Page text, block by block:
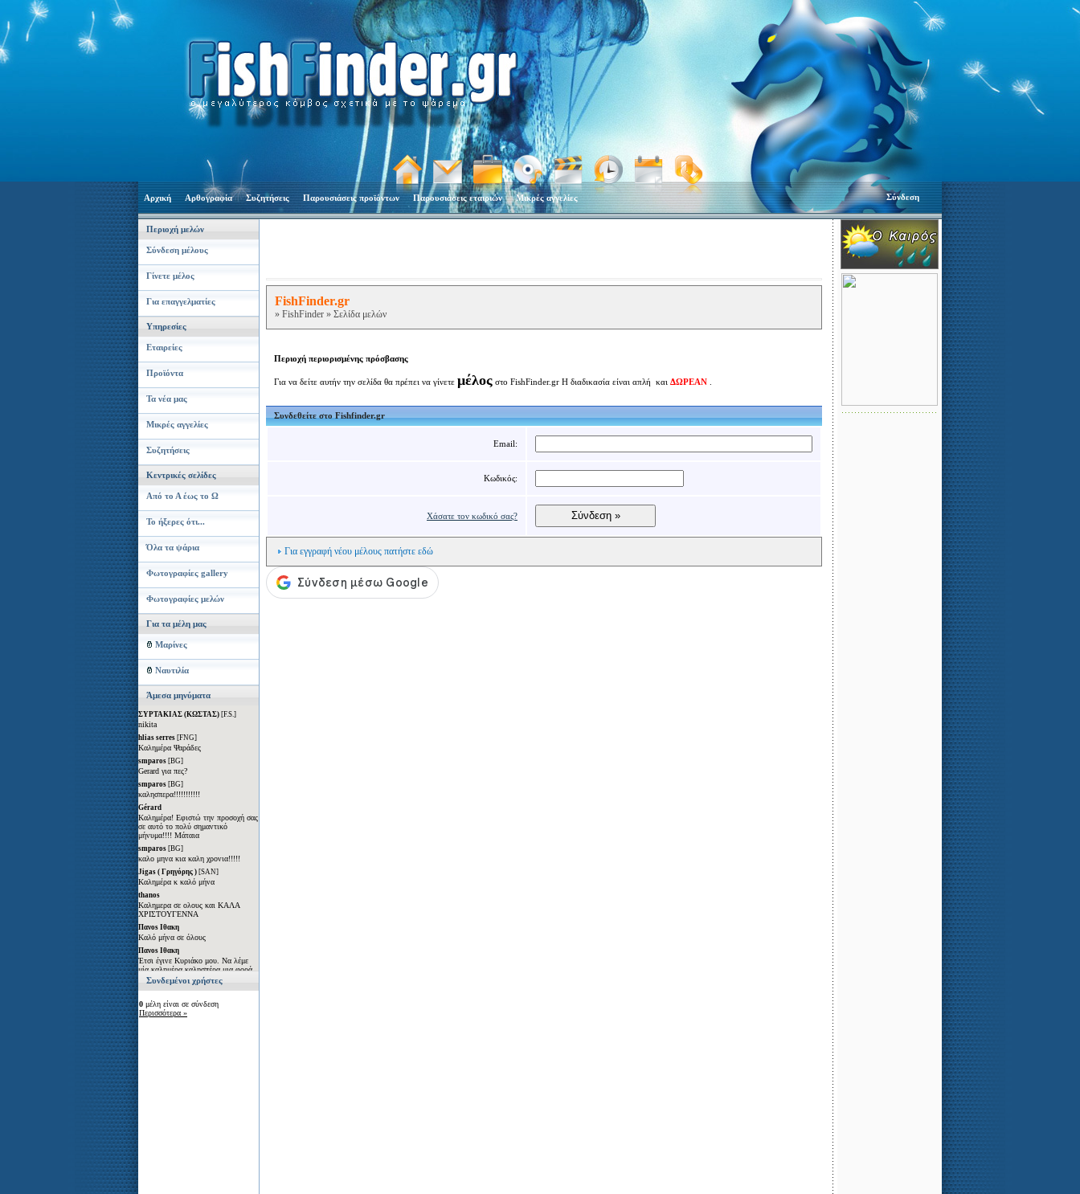
Αρχική Αρθογραφία Συζητήσεις Παρουσιάσεις προϊόντων Παρουσιάσεις εταιριών Μικρές αγγελίες Σύνδεση
Περιοχή μελών
Σύνδεση μέλους
Γίνετε μέλος
Για επαγγελματίες
Υπηρεσίες
Εταιρείες
Προϊόντα
Τα νέα μας
Μικρές αγγελίες
Συζητήσεις
Κεντρικές σελίδες
Από το Α έως το Ω
Το ήξερες ότι...
Όλα τα ψάρια
Φωτογραφίες gallery
Φωτογραφίες μελών
Για τα μέλη μας
Μαρίνες
Ναυτιλία
Άμεσα μηνύματα
Συνδεμένοι χρήστες
0 μέλη είναι σε σύνδεση
Περισσότερα »
FishFinder.gr
» FishFinder » Σελίδα μελών
Περιοχή περιορισμένης πρόσβασης
Για να δείτε αυτήν την σελίδα θα πρέπει να γίνετε μέλος στο FishFinder.gr Η διαδικασία είναι απλή και ΔΩΡΕΑΝ
Συνδεθείτε στο Fishfinder.gr
Email:
Κωδικός:
Χάσατε τον κωδικό σας?
Για εγγραφή νέου μέλους πατήστε εδώ